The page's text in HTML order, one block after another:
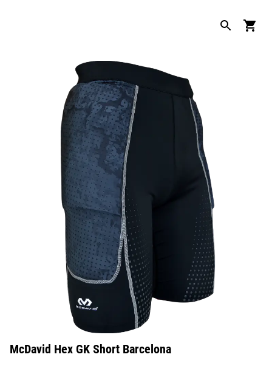
McDavid Hex GK Short Barcelona